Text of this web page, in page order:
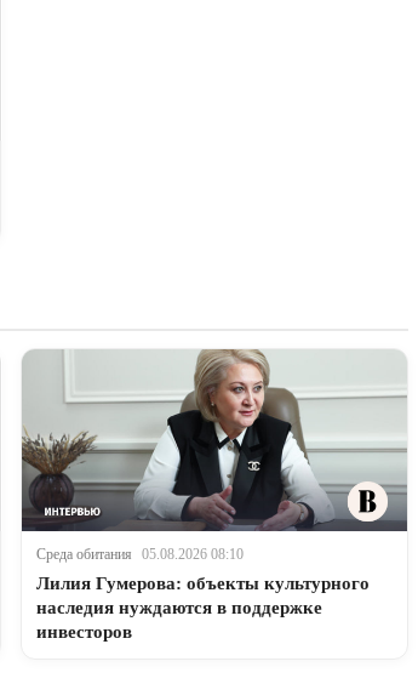
Среда обитания 05.08.2026 08:10
Лилия Гумерова: объекты культурного
наследия нуждаются в поддержке
инвесторов